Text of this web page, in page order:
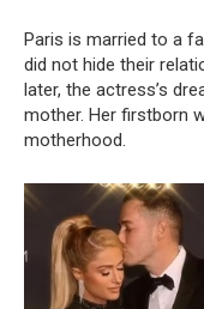
Paris is married to a
did not hide their
later, the actress’s
mother. Her firstborn
motherhood.